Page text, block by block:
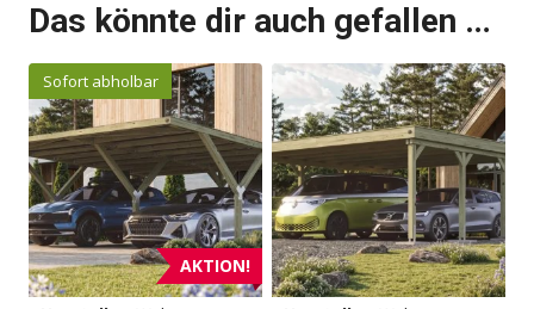
Das könnte dir auch gefallen …
AKTION!
Sofort abholbar